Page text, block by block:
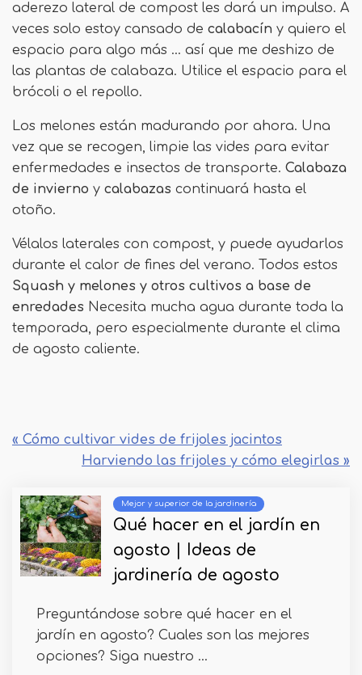
aderezo lateral de compost les dará un impulso. A
veces solo estoy cansado de calabacín y quiero el
espacio para algo más ... así que me deshizo de
las plantas de calabaza. Utilice el espacio para el
brócoli o el repollo.
Los melones están madurando por ahora. Una
vez que se recogen, limpie las vides para evitar
enfermedades e insectos de transporte. Calabaza
de invierno y calabazas continuará hasta el
otoño.
Vélalos laterales con compost, y puede ayudarlos
durante el calor de fines del verano. Todos estos
Squash y melones y otros cultivos a base de
enredades Necesita mucha agua durante toda la
temporada, pero especialmente durante el clima
de agosto caliente.
« Cómo cultivar vides de frijoles jacintos
Harviendo las frijoles y cómo elegirlas »
Mejor y superior de la jardinería
Qué hacer en el jardín en
agosto | Ideas de
jardinería de agosto
Preguntándose sobre qué hacer en el
jardín en agosto? Cuales son las mejores
opciones? Siga nuestro ...